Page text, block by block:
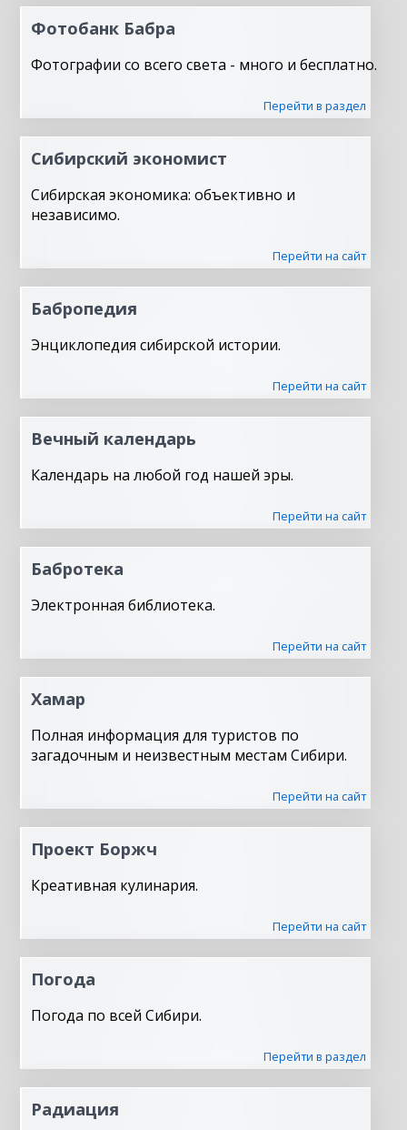
Фотобанк Бабра
Фотографии со всего света - много и бесплатно.
Перейти в раздел
Сибирский экономист
Сибирская экономика: объективно и
независимо.
Перейти на сайт
Бабропедия
Энциклопедия сибирской истории.
Перейти на сайт
Вечный календарь
Календарь на любой год нашей эры.
Перейти на сайт
Бабротека
Электронная библиотека.
Перейти на сайт
Хамар
Полная информация для туристов по
загадочным и неизвестным местам Сибири.
Перейти на сайт
Проект Боржч
Креативная кулинария.
Перейти на сайт
Погода
Погода по всей Сибири.
Перейти в раздел
Радиация